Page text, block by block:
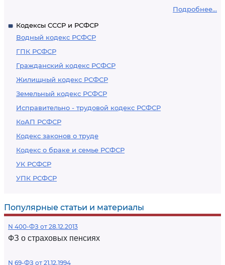
Подробнее...
Кодексы СССР и РСФСР
Водный кодекс РСФСР
ГПК РСФСР
Гражданский кодекс РСФСР
Жилищный кодекс РСФСР
Земельный кодекс РСФСР
Исправительно - трудовой кодекс РСФСР
КоАП РСФСР
Кодекс законов о труде
Кодекс о браке и семье РСФСР
УК РСФСР
УПК РСФСР
Популярные статьи и материалы
N 400-ФЗ от 28.12.2013
ФЗ о страховых пенсиях
N 69-ФЗ от 21.12.1994